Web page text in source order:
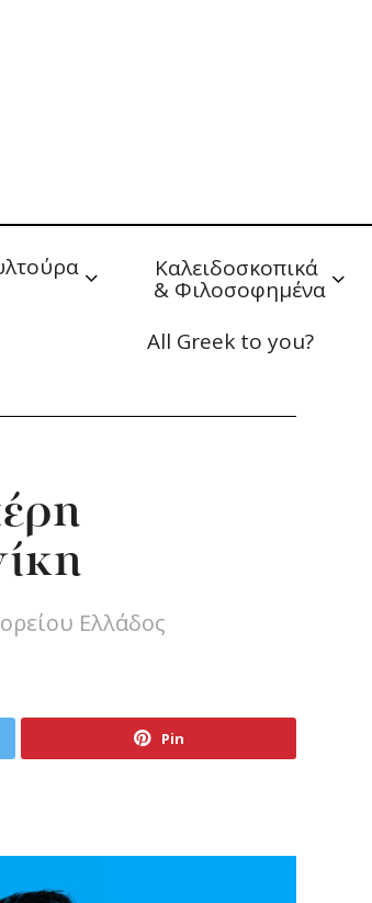
Καλειδοσκοπικά
& Φιλοσοφημένα
All Greek to you?
Ελλάδος
Pin